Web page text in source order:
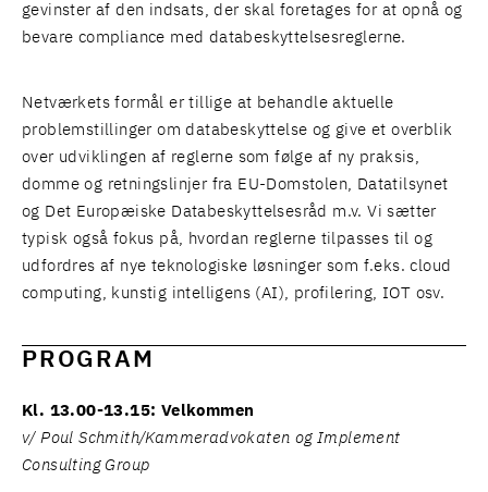
gevinster af den indsats, der skal foretages for at opnå og
bevare compliance med databeskyttelsesreglerne.
Netværkets formål er tillige at behandle aktuelle
problemstillinger om databeskyttelse og give et overblik
over udviklingen af reglerne som følge af ny praksis,
domme og retningslinjer fra EU-Domstolen, Datatilsynet
og Det Europæiske Databeskyttelsesråd m.v. Vi sætter
typisk også fokus på, hvordan reglerne tilpasses til og
udfordres af nye teknologiske løsninger som f.eks. cloud
computing, kunstig intelligens (AI), profilering, IOT osv.
PROGRAM
Kl. 13.00-13.15: Velkommen
v/ Poul Schmith/Kammeradvokaten og Implement
Consulting Group